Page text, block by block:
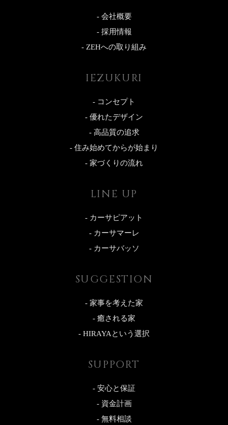
- 会社概要
- 採用情報
- ZEHへの取り組み
IEZUKURI
- コンセプト
- 優れたデザイン
- 高品質の追求
- 住み始めてからが始まり
- 家づくりの流れ
LINE UP
- カーサピアット
- カーサマーレ
- カーサバッソ
SUGGESTION
- 家事を考えた家
- 癒される家
- HIRAYAという選択
SUPPORT
- 安心と保証
- 資金計画
- 無料相談